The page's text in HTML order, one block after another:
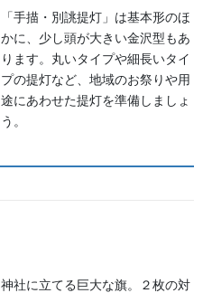
「手描・別誂提灯」は基本形のほ
かに、少し頭が大きい金沢型もあ
ります。丸いタイプや細長いタイ
プの提灯など、地域のお祭りや用
途にあわせた提灯を準備しましょ
う。
神社に立てる巨大な旗。２枚の対